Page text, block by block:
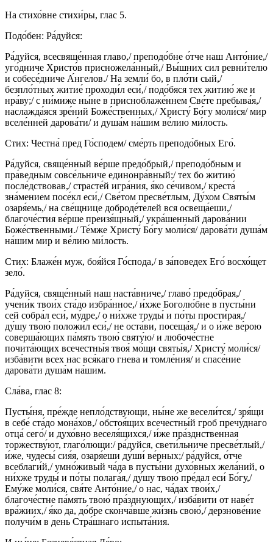
На стихо́вне стихи́ры, глас 5.
Подо́бен: Ра́дуйся:
Ра́дуйся, всесвяще́нная главо,/ преподо́бне о́тче наш Анто́ние,/
уго́дниче Христо́в присножела́нный,/ Вы́шних сил ревни́телю
и собесе́дниче А́нгелов./ На земли́ бо, в пло́ти сый,/
безпло́тных житие́ проходи́л еси́,/ подо́бяся тех житию́ же и
нра́ву;/ с ни́миже ны́не в присноблаже́ннем Све́те пребыва́я,/
наслажда́яся зре́ний Боже́ственных,/ Христу́ Бо́гу моли́ся/ мир
вселе́нней дарова́ти/ и душа́м на́шим ве́лию ми́лость.
Стих: Честна́ пред Го́сподем/ сме́рть преподо́бных Его́.
Ра́дуйся, свяще́нный ве́рше предо́брый,/ преподо́бным и
пра́ведным совсе́льниче единонра́вный;/ тех бо житию́
после́дствовав,/ страсте́й игра́ния, я́ко се́чивом,/ креста́
зна́мением посе́кл еси́,/ Све́том пресве́тлым, Ду́хом Святы́м
озаря́емь,/ на све́щнице доброде́телей вся освеща́еши,/
благоче́стия ве́рше преизя́щный,/ укра́шенный дарова́нии
Боже́ственными./ Те́мже Христу́ Бо́гу моли́ся/ дарова́ти душа́м
на́шим мир и ве́лию ми́лость.
Стих: Блаже́н муж, боя́йся Го́спода,/ в за́поведех Его́ восхо́щет
зело́.
Ра́дуйся, свяще́нный наш наста́вниче,/ главо́ предо́брая,/
учени́к твои́х ста́до избра́нное,/ и́хже Боголю́бне в пусты́ни
сей собра́л еси́, му́дре,/ о ни́хже труды́ и по́ты прости́рая,/
ду́шу твою́ положи́л еси́,/ не оста́ви, посеща́я,/ и о и́же ве́рою
соверша́ющих па́мять твою́ святу́ю/ и любоче́стне
почита́ющих всечестны́я твоя́ мо́щи святы́я,/ Христу́ моли́ся/
изба́вити всех нас вся́каго гнева и томле́ния/ и спасе́ние
дарова́ти душа́м на́шим.
Сла́ва, глас 8:
Пусты́ня, пре́жде непло́дствующи, ны́не же весели́тся,/ зря́щи
в себе́ ста́до мона́хов,/ обстоя́щих всечестны́й гроб пречу́днаго
отца́ сего́/ и духо́вно веселя́щихся,/ и́же пра́зднственная
торжеству́ют, глаго́лющи:/ ра́дуйся, свети́льниче пресве́тлый,/
и́же, чудесы́ сия́я, озаря́еши ду́ши́ ве́рных;/ ра́дуйся, о́тче
всеблаги́й,/ умно́живый ча́да в пусты́ни духо́вных жела́ний, о
ни́хже труды́ и по́ты полага́я,/ ду́шу твою́ пре́дал еси́ Бо́гу,/
Ему́же моли́ся, свя́те Анто́ние,/ о нас, ча́дах твои́х,/
благоче́стне па́мять твою́ пра́зднующих,/ изба́вити от наве́т
вра́жиих,/ я́ко да, до́бре сконча́вше жи́знь свою́,/ дерзнове́ние
получи́м в день Стра́шнаго испыта́ния.